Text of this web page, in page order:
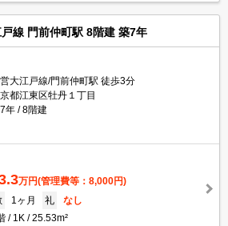
線 門前仲町駅 8階建 築7年
大江戸線/門前仲町駅 徒歩3分
都江東区牡丹１丁目
年
8階建
万円(管理費等：8,000円)
1ヶ月 礼
なし
1K 25.53m²